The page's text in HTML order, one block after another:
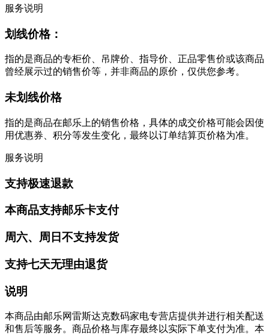
服务说明
划线价格：
指的是商品的专柜价、吊牌价、指导价、正品零售价或该商品
曾经展示过的销售价等，并非商品的原价，仅供您参考。
未划线价格
指的是商品在邮乐上的销售价格，具体的成交价格可能会因使
用优惠券、积分等发生变化，最终以订单结算页价格为准。
服务说明
支持极速退款
本商品支持邮乐卡支付
周六、周日不支持发货
支持七天无理由退货
说明
本商品由邮乐网雷斯达克数码家电专营店提供并进行相关配送
和售后等服务。商品价格与库存最终以实际下单支付为准。本